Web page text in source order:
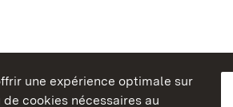
une expérience optimale sur
cookies nécessaires au